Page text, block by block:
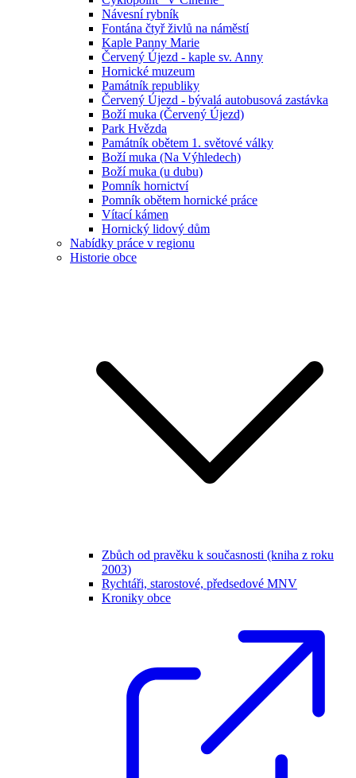
Návesní rybník
Fontána čtyř živlů na náměstí
Kaple Panny Marie
Červený Újezd - kaple sv. Anny
Hornické muzeum
Památník republiky
Červený Újezd - bývalá autobusová zastávka
Boží muka (Červený Újezd)
Park Hvězda
Památník obětem 1. světové války
Boží muka (Na Výhledech)
Boží muka (u dubu)
Pomník hornictví
Pomník obětem hornické práce
Vítací kámen
Hornický lidový dům
Nabídky práce v regionu
Historie obce
Zbůch od pravěku k současnosti (kniha z roku
2003)
Rychtáři, starostové, předsedové MNV
Kroniky obce